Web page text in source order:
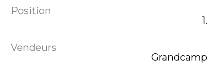
1.
Grandcamp